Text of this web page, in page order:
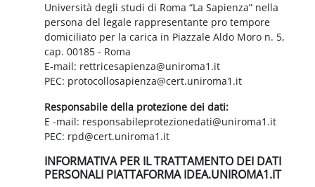
Università degli studi di Roma “La Sapienza” nella
persona del legale rappresentante pro tempore
domiciliato per la carica in Piazzale Aldo Moro n. 5,
cap. 00185 - Roma
E-mail: rettricesapienza@uniroma1.it
PEC: protocollosapienza@cert.uniroma1.it
Responsabile della protezione dei dati:
E -mail: responsabileprotezionedati@uniroma1.it
PEC: rpd@cert.uniroma1.it
INFORMATIVA PER IL TRATTAMENTO DEI DATI
PERSONALI PIATTAFORMA IDEA.UNIROMA1.IT